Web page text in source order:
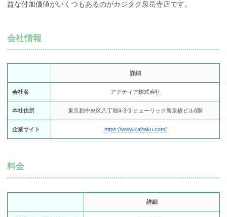
益な付加価値がいくつもあるのがカジタク泉岳寺店です。
会社情報
詳細
会社名 アクティア株式会社
本社住所 東京都中央区八丁堀4-3-3 ヒューリック新京橋ビル6階
企業サイト https://www.kajitaku.com/
料金
詳細